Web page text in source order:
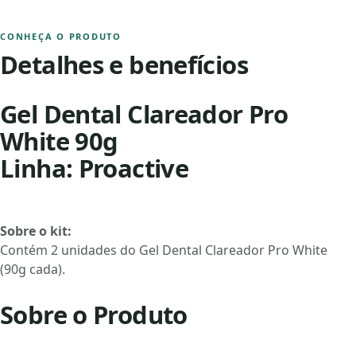
CONHEÇA O PRODUTO
Detalhes e benefícios
Gel Dental Clareador Pro
White 90g
Linha: Proactive
Sobre o kit:
Contém 2 unidades do Gel Dental Clareador Pro White
(90g cada).
Sobre o Produto